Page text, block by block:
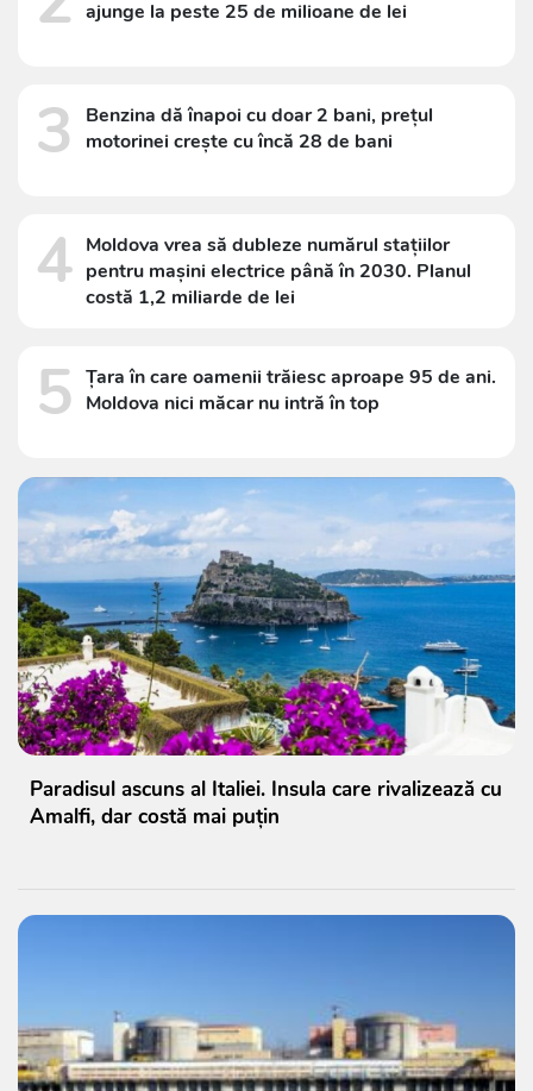
ajunge la peste 25 de milioane de lei
3
Benzina dă înapoi cu doar 2 bani, prețul
motorinei crește cu încă 28 de bani
4 Moldova vrea să dubleze numărul stațiilor
pentru mașini electrice până în 2030. Planul
costă 1,2 miliarde de lei
5 Țara în care oamenii trăiesc aproape 95 de ani.
Moldova nici măcar nu intră în top
Paradisul ascuns al Italiei. Insula care rivalizează cu
Amalfi, dar costă mai puțin